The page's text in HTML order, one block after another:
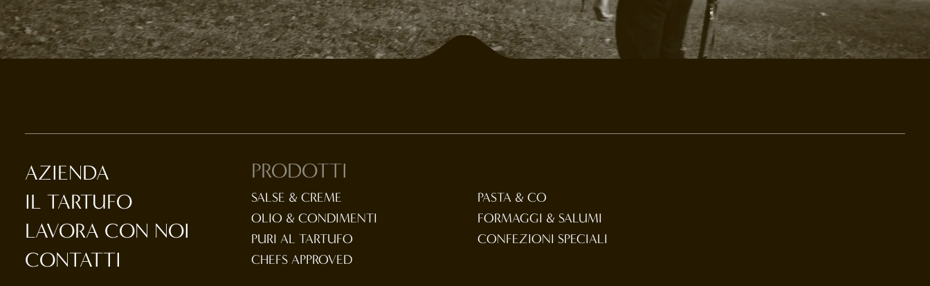
AZIENDA
IL TARTUFO
LAVORA CON NOI
CONTATTI
PRODOTTI
SALSE & CREME
OLIO & CONDIMENTI
PURI AL TARTUFO
CHEFS APPROVED
PASTA & CO
FORMAGGI & SALUMI
CONFEZIONI SPECIALI